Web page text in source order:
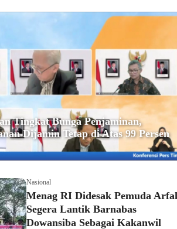
Tingkat Bunga Penjaminan,
Dijamin Tetap di Atas 99 Persen
Nasional
Menag RI Didesak Pemuda
Segera Lantik Barnabas
Dowansiba Sebagai Kakanwil